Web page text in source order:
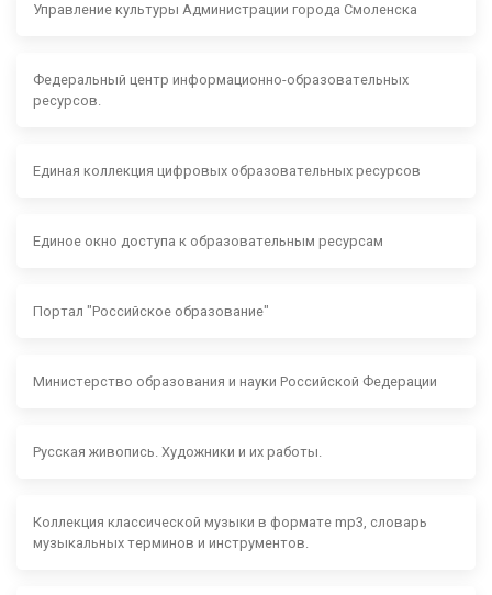
Управление культуры Администрации города Смоленска
Федеральный центр информационно-образовательных
ресурсов.
Единая коллекция цифровых образовательных ресурсов
Единое окно доступа к образовательным ресурсам
Портал "Российское образование"
Министерство образования и науки Российской Федерации
Русская живопись. Художники и их работы.
Коллекция классической музыки в формате mp3, словарь
музыкальных терминов и инструментов.